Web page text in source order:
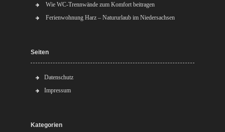
Wie WC-Trennwände zum Komfort beitragen
Ferienwohnung Harz – Natururlaub im Niedersachsen
Seiten
Datenschutz
Impressum
Kategorien